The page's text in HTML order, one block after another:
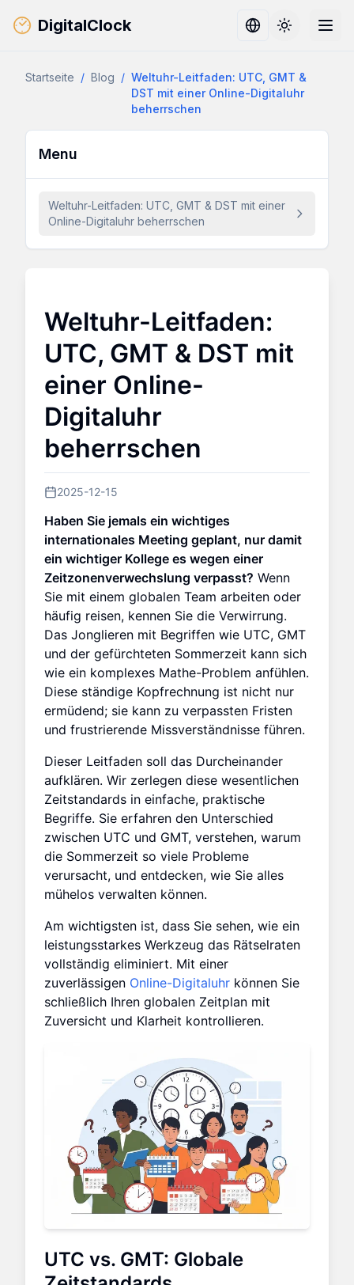
DigitalClock Toggle
Startseite / Blog / Weltuhr-Leitfaden: UTC, GMT &
DST mit einer Online-Digitaluhr
beherrschen
Menu
Weltuhr-Leitfaden: UTC, GMT & DST mit einer
Online-Digitaluhr beherrschen
Weltuhr-Leitfaden:
UTC, GMT & DST mit
einer Online-
Digitaluhr
beherrschen
2025-12-15
Haben Sie jemals ein wichtiges
internationales Meeting geplant, nur damit
ein wichtiger Kollege es wegen einer
Zeitzonenverwechslung verpasst? Wenn
Sie mit einem globalen Team arbeiten oder
häufig reisen, kennen Sie die Verwirrung.
Das Jonglieren mit Begriffen wie UTC, GMT
und der gefürchteten Sommerzeit kann sich
wie ein komplexes Mathe-Problem anfühlen.
Diese ständige Kopfrechnung ist nicht nur
ermüdend; sie kann zu verpassten Fristen
und frustrierende Missverständnisse führen.
Dieser Leitfaden soll das Durcheinander
aufklären. Wir zerlegen diese wesentlichen
Zeitstandards in einfache, praktische
Begriffe. Sie erfahren den Unterschied
zwischen UTC und GMT, verstehen, warum
die Sommerzeit so viele Probleme
verursacht, und entdecken, wie Sie alles
mühelos verwalten können.
Am wichtigsten ist, dass Sie sehen, wie ein
leistungsstarkes Werkzeug das Rätselraten
vollständig eliminiert. Mit einer
zuverlässigen Online-Digitaluhr können Sie
schließlich Ihren globalen Zeitplan mit
Zuversicht und Klarheit kontrollieren.
UTC vs. GMT: Globale